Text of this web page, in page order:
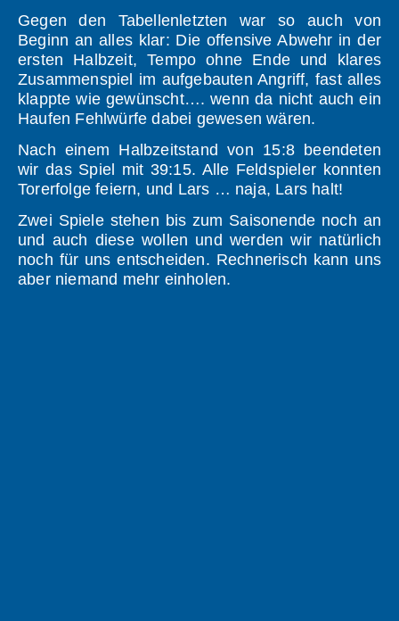
Gegen den Tabellenletzten war so auch von
Beginn an alles klar: Die offensive Abwehr in der
ersten Halbzeit, Tempo ohne Ende und klares
Zusammenspiel im aufgebauten Angriff, fast alles
klappte wie gewünscht…. wenn da nicht auch ein
Haufen Fehlwürfe dabei gewesen wären.
Nach einem Halbzeitstand von 15:8 beendeten
wir das Spiel mit 39:15. Alle Feldspieler konnten
Torerfolge feiern, und Lars … naja, Lars halt!
Zwei Spiele stehen bis zum Saisonende noch an
und auch diese wollen und werden wir natürlich
noch für uns entscheiden. Rechnerisch kann uns
aber niemand mehr einholen.